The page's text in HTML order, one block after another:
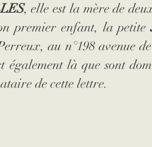
premier enfant, la petite
au n°198 avenue
là que sont
de cette lettre.